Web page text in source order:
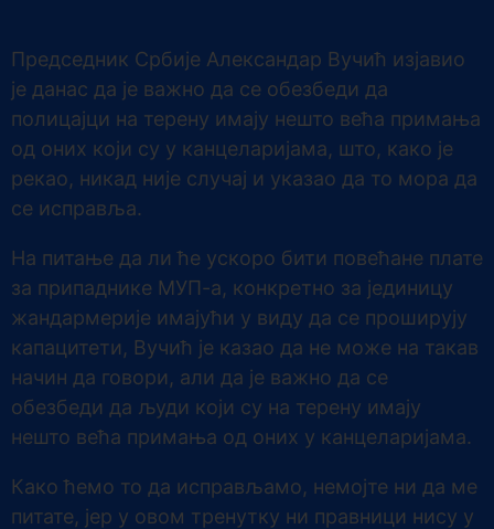
Председник Србије Александар Вучић изјавио
је данас да је важно да се обезбеди да
полицајци на терену имају нешто већа примања
од оних који су у канцеларијама, што, како је
рекао, никад није случај и указао да то мора да
се исправља.
На питање да ли ће ускоро бити повећане плате
за припаднике МУП-а, конкретно за јединицу
жандармерије имајући у виду да се проширују
капацитети, Вучић је казао да не може на такав
начин да говори, али да је важно да се
обезбеди да људи који су на терену имају
нешто већа примања од оних у канцеларијама.
Како ћемо то да исправљамо, немојте ни да ме
питате, јер у овом тренутку ни правници нису у